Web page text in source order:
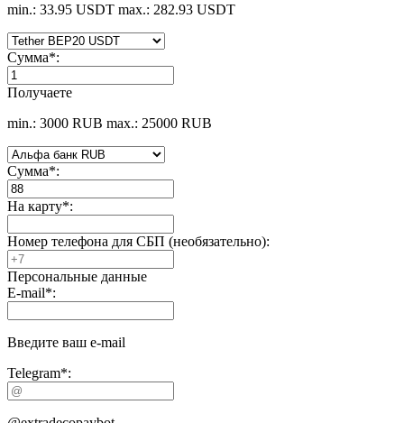
min.: 33.95 USDT max.: 282.93 USDT
Сумма*:
Получаете
min.: 3000 RUB max.: 25000 RUB
Сумма*:
На карту*:
Номер телефона для СБП (необязательно):
Персональные данные
E-mail*:
Введите ваш e-mail
Telegram*: